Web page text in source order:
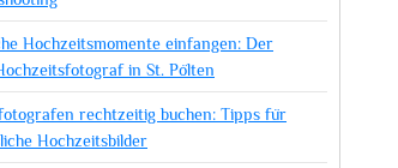
Hochzeitsmomente einfangen: Der
in St. Pölten
rechtzeitig buchen: Tipps für
Hochzeitsbilder